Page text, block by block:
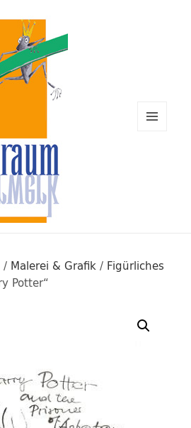
/ Malerei & Grafik / Figürliches
Potter“